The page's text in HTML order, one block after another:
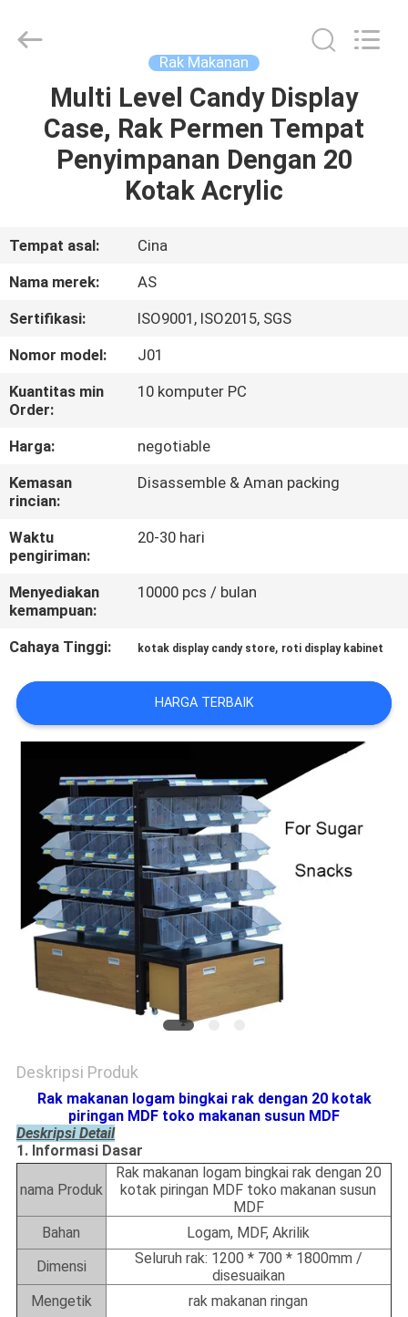
RUMAH
PRODUK
TENTANG
TUR
PABRIK
KONTROL
KUALITAS
HUBUNGI
KAMI
PERMINTAAN
PENAWARAN
SITEMAP
PRIVACY
POLICY
Shelves
Co.,Ltd.
Rak Makanan
Multi Level Candy Display
Case, Rak Permen Tempat
Penyimpanan Dengan 20
Kotak Acrylic
Tempat asal:
Cina
Nama merek:
AS
Sertifikasi:
ISO9001, ISO2015, SGS
Nomor model:
J01
Kuantitas min
Order:
10 komputer PC
Harga:
negotiable
Kemasan
rincian:
Disassemble & Aman packing
Waktu
pengiriman:
20-30 hari
Menyediakan
kemampuan:
10000 pcs / bulan
Cahaya Tinggi: kotak display candy store, roti display kabinet
HARGA TERBAIK
Deskripsi Produk
Rak makanan logam bingkai rak dengan 20 kotak
piringan MDF toko makanan susun MDF
Deskripsi Detail
1. Informasi Dasar
nama Produk
Rak makanan logam bingkai rak dengan 20
kotak piringan MDF toko makanan susun
MDF
Bahan
Logam, MDF, Akrilik
Dimensi
Seluruh rak: 1200 * 700 * 1800mm /
disesuaikan
Mengetik
rak makanan ringan